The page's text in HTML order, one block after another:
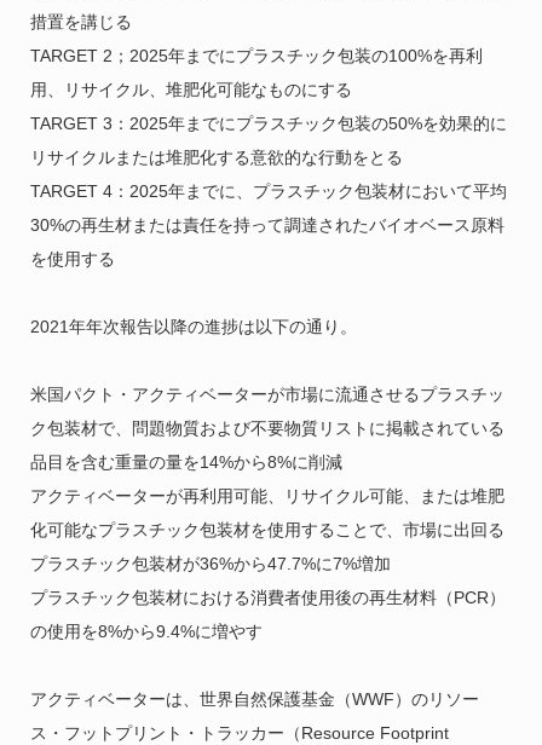
措置を講じる
TARGET 2；2025年までにプラスチック包装の100%を再利
用、リサイクル、堆肥化可能なものにする
TARGET 3：2025年までにプラスチック包装の50%を効果的に
リサイクルまたは堆肥化する意欲的な行動をとる
TARGET 4：2025年までに、プラスチック包装材において平均
30%の再生材または責任を持って調達されたバイオベース原料
を使用する
2021年年次報告以降の進捗は以下の通り。
米国パクト・アクティベーターが市場に流通させるプラスチッ
ク包装材で、問題物質および不要物質リストに掲載されている
品目を含む重量の量を14%から8%に削減
アクティベーターが再利用可能、リサイクル可能、または堆肥
化可能なプラスチック包装材を使用することで、市場に出回る
プラスチック包装材が36%から47.7%に7%増加
プラスチック包装材における消費者使用後の再生材料（PCR）
の使用を8%から9.4%に増やす
アクティベーターは、世界自然保護基金（WWF）のリソー
ス・フットプリント・トラッカー（Resource Footprint